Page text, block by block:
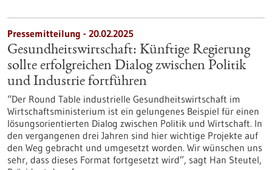
Pressemitteilung - 20.02.2025
Gesundheitswirtschaft: Künftige Regierung
sollte erfolgreichen Dialog zwischen Politik
und Industrie fortführen
“Der Round Table industrielle Gesundheitswirtschaft im
Wirtschaftsministerium ist ein gelungenes Beispiel für einen
lösungsorientierten Dialog zwischen Politik und Wirtschaft. In
den vergangenen drei Jahren sind hier wichtige Projekte auf
den Weg gebracht und umgesetzt worden. Wir wünschen uns
sehr, dass dieses Format fortgesetzt wird”, sagt Han Steutel,